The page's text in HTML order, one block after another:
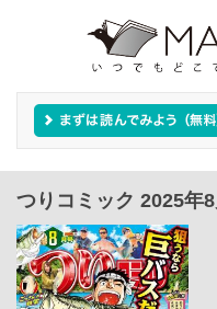
つりコミック 2025年